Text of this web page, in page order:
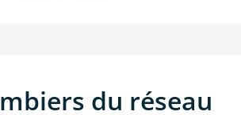
du réseau